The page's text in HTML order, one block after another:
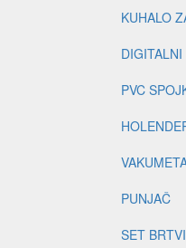
KUHALO
PVC
PUNJAČ
SET BRTVI